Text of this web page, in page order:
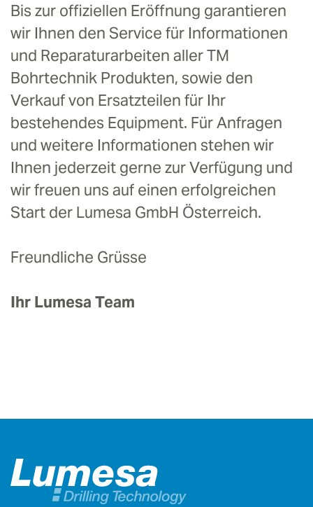
Bis zur offiziellen Eröffnung garantieren
wir Ihnen den Service für Informationen
und Reparaturarbeiten aller TM
Bohrtechnik Produkten, sowie den
Verkauf von Ersatzteilen für Ihr
bestehendes Equipment. Für Anfragen
und weitere Informationen stehen wir
Ihnen jederzeit gerne zur Verfügung und
wir freuen uns auf einen erfolgreichen
Start der Lumesa GmbH Österreich.
Freundliche Grüsse
Ihr Lumesa Team